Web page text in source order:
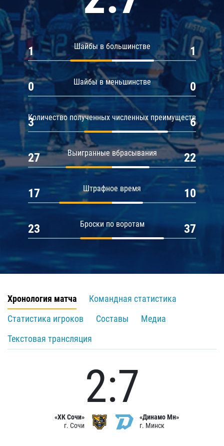
Шайбы в большинстве
1 1
Шайбы в меньшинстве
0 0
Количество полученных численных преимуществ
3 6
Выигранные вбрасывания
27 22
Штрафное время
17 10
Броски по воротам
23 37
Хронология матча
Командная статистика
Статистика игроков
Составы
Медиа
Текстовая трансляция
«ХК Сочи»
г. Сочи
2:7
«Динамо Мн»
г. Минск